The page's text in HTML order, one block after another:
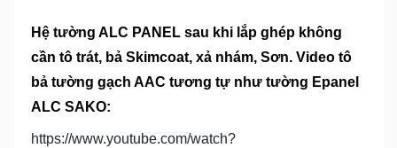
Hệ tường ALC PANEL sau khi lắp ghép không
cần tô trát, bả Skimcoat, xả nhám, Sơn. Video tô
bả tường gạch AAC tương tự như tường Epanel
ALC SAKO:
https://www.youtube.com/watch?